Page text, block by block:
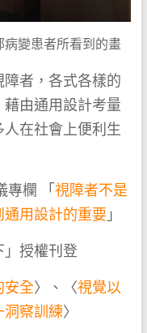
病變患者所看到的畫
者，各式各樣的
由通用設計考量
在社會上便利生
專欄 「 視障者不是
用設計的重要 」
」授權刊登
安全〉、〈視覺以
洞察訓練〉